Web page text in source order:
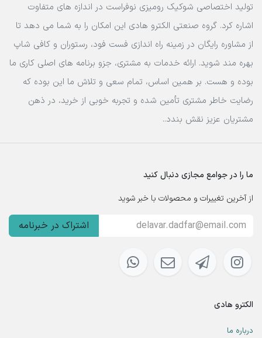
تولید اختصاصی شوکیک رومیزی نوفراست در اندازه های متفاوت
اشاره کرد. گروه صنعتی الکترو هادی این امکان را به شما می دهد تا
از مشاوره رایگان در زمینه راه اندازی فست فود، رستوران و کافی شاپ
بهره مند شوید. ارائه خدمات به مشتری، جزو برنامه های اصلی کاری ما
بوده و هست. بر همین اساس، تمام سعی و تلاش ما این بوده که
رضایت خاطر مشتری تأمین شده و تجربه خوبی از خرید، در ذهن
مشتریان عزیز نقش بندد..
ما را در جوامع مجازی دنبال کنید
از آخرین تغییرات و محصولات با خبر شوید
اشتراک در خبرنامه
الکترو هادی
درباره ما